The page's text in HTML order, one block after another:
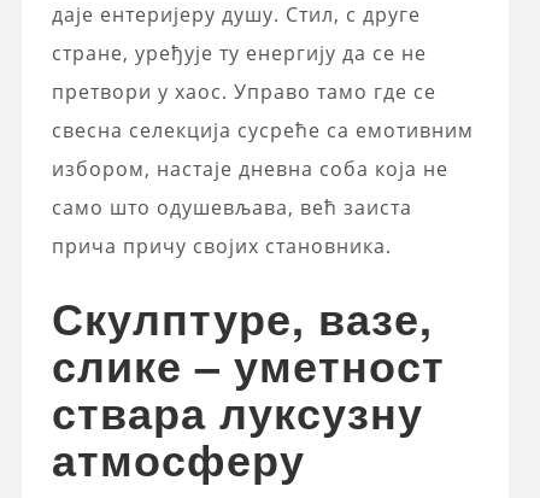
даје ентеријеру душу. Стил, с друге
стране, уређује ту енергију да се не
претвори у хаос. Управо тамо где се
свесна селекција сусреће са емотивним
избором, настаје дневна соба која не
само што одушевљава, већ заиста
прича причу својих становника.
Скулптуре, вазе,
слике – уметност
ствара луксузну
атмосферу